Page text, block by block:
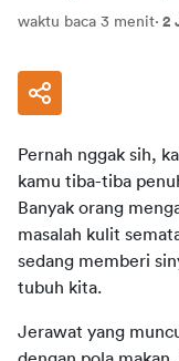
waktu baca 3 menit· 2
Pernah nggak sih,
kamu tiba-tiba
Banyak orang
masalah kulit
sedang memberi
tubuh kita.
Jerawat yang